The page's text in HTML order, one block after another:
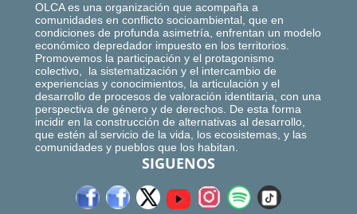
OLCA es una organización que acompaña a
comunidades en conflicto socioambiental, que en
condiciones de profunda asimetría, enfrentan un modelo
económico depredador impuesto en los territorios.
Promovemos la participación y el protagonismo
colectivo, la sistematización y el intercambio de
experiencias y conocimientos, la articulación y el
desarrollo de procesos de valoración identitaria, con una
perspectiva de género y de derechos. De esta forma
incidir en la construcción de alternativas al desarrollo,
que estén al servicio de la vida, los ecosistemas, y las
comunidades y pueblos que los habitan.
SIGUENOS